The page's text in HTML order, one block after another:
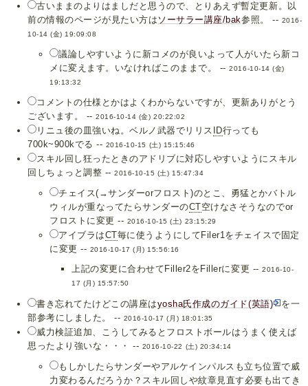
古いままのよりはましだと思うので、とりあえず暫定更新。以
前の情報のページが見たい方は ソーサラー講座/bak参照。 -- 2016-
10-14 (金) 19:09:08
議論しやすいように新コメのが良いよって人がいたら新コ
メに変えます。いなければこのままで。 --2016-10-14 (金)
19:13:32
コメントの仕様とかはよくわからないですが、更新ありがとう
ございます。 --2016-10-14 (金) 20:22:02
リニュ後の皿強いね。ベルノ武器でリリス ID行っても
700k~900kでる -- 2016-10-15 (土) 15:15:46
スキル回し狂ったときのアドリブに対応しやすいようにスキル
回しちょっと調整 --2016-10-15 (土) 15:47:34
チェイス(→サンダーorフロスト)のとこ、勇猛とかバトル
ウィルが重なってたらサンダーのCT空けなさそうなのでor
フロストに変更 -- 2016-10-15 (土) 23:15:29
アイブラはCT毎に使うようにしてFiler1をチェイスで固定
に変更 -- 2016-10-17 (月) 15:56:16
上記の変更に合わせてFiller2をFillerに変更 --2016-10-
17 (月) 15:57:50
書き忘れてたけどこの講座はyosha氏作成のガイド(英語)
を一
部参考にしました。 -- 2016-10-17 (月) 18:01:35
威力検証追加、こうしてみるとフロストボールはうまく使えば
思ったより強いな・・・ -- 2016-10-22 (土) 20:34:14
もしかしたらサンダーやアルケインパルスも立ち位置で威
力変わるんだろうか？スキル回しや紋章見直す必要も出てき